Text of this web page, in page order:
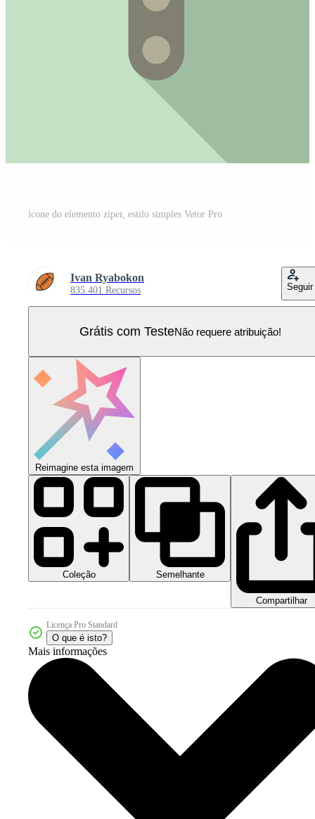
ícone do elemento zíper, estilo simples Vetor Pro
Ivan Ryabokon
835.401 Recursos Seguir
Grátis com TesteNão requere atribuição!
Reimagine esta imagem
Coleção Semelhante
Compartilhar
Licença Pro Standard
O que é isto?
Mais informações